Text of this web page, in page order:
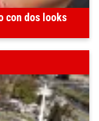
con dos looks